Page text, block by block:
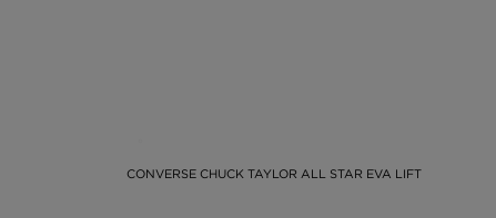
CONVERSE CHUCK TAYLOR ALL STAR EVA LIFT